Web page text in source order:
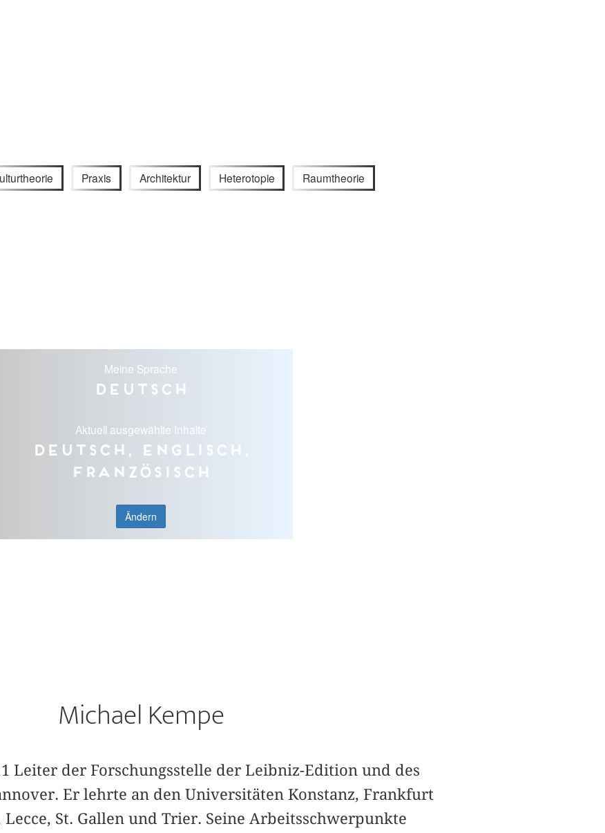
Praxis Architektur Heterotopie Raumtheorie
Meine Sprache
Deutsch
Aktuell ausgewählte Inhalte
Deutsch, Englisch,
Französisch
Ändern
Michael Kempe
Leiter der Forschungsstelle der Leibniz-Edition und des
Er lehrte an den Universitäten Konstanz, Frankfurt
St. Gallen und Trier. Seine Arbeitsschwerpunkte